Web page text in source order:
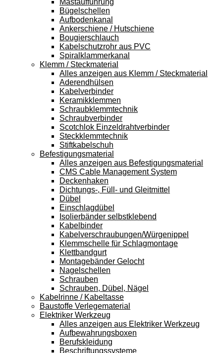
Bügelschellen
Aufbodenkanal
Ankerschiene / Hutschiene
Bougierschlauch
Kabelschutzrohr aus PVC
Spiralklammerkanal
Klemm / Steckmaterial
Alles anzeigen aus Klemm / Steckmaterial
Aderendhülsen
Kabelverbinder
Keramikklemmen
Schraubklemmtechnik
Schraubverbinder
Scotchlok Einzeldrahtverbinder
Steckklemmtechnik
Stiftkabelschuh
Befestigungsmaterial
Alles anzeigen aus Befestigungsmaterial
CMS Cable Management System
Deckenhaken
Dichtungs-, Füll- und Gleitmittel
Dübel
Einschlagdübel
Isolierbänder selbstklebend
Kabelbinder
Kabelverschraubungen/Würgenippel
Klemmschelle für Schlagmontage
Klettbandgurt
Montagebänder Gelocht
Nagelschellen
Schrauben
Schrauben, Dübel, Nägel
Kabelrinne / Kabeltasse
Baustoffe Verlegematerial
Elektriker Werkzeug
Alles anzeigen aus Elektriker Werkzeug
Aufbewahrungsboxen
Berufskleidung
Beschriftungssysteme